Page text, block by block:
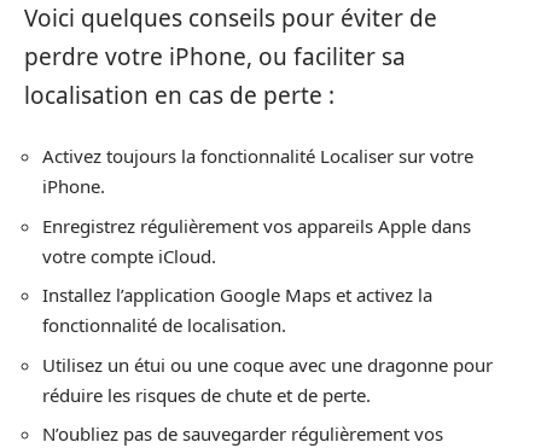
Voici quelques conseils pour éviter de
perdre votre iPhone, ou faciliter sa
localisation en cas de perte :
Activez toujours la fonctionnalité Localiser sur votre
iPhone.
Enregistrez régulièrement vos appareils Apple dans
votre compte iCloud.
Installez l’application Google Maps et activez la
fonctionnalité de localisation.
Utilisez un étui ou une coque avec une dragonne pour
réduire les risques de chute et de perte.
N’oubliez pas de sauvegarder régulièrement vos